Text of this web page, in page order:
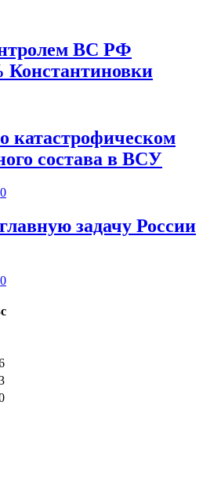
ВС РФ
Константиновки
катастрофическом
состава в ВСУ
0
задачу России
0